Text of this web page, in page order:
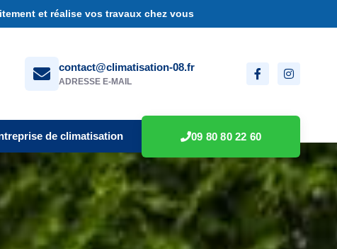
et réalise vos travaux chez vous
contact@climatisation-08.fr
ADRESSE E-MAIL
de climatisation 09 80 80 22 60